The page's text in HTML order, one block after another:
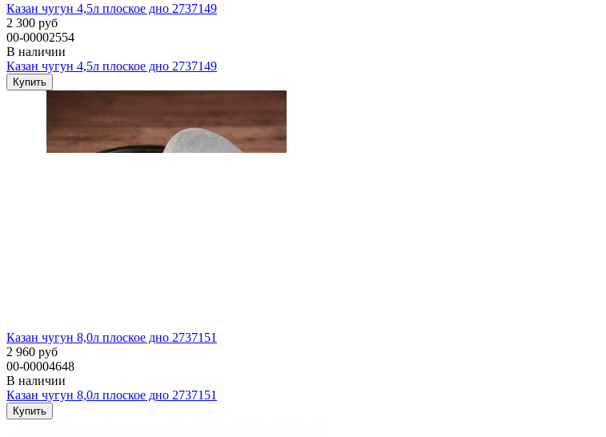
Казан чугун 4,5л плоское дно 2737149
2 300 руб
00-00002554
В наличии
Казан чугун 4,5л плоское дно 2737149
Казан чугун 8,0л плоское дно 2737151
2 960 руб
00-00004648
В наличии
Казан чугун 8,0л плоское дно 2737151